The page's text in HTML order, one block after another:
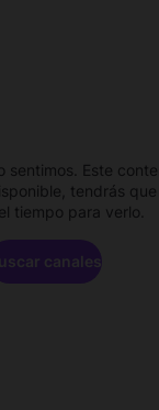
sentimos. Este
tendrás
tiempo para verlo.
canales